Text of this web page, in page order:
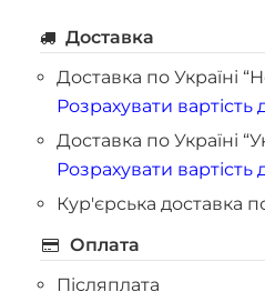
Доставка
Доставка по Україні
Розрахувати
Доставка по Україні
Розрахувати
Кур'єрська доставка
Оплата
Післяплата